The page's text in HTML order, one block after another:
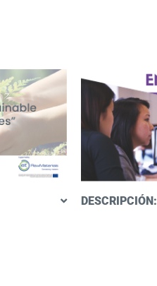
DESCRIPCIÓN: